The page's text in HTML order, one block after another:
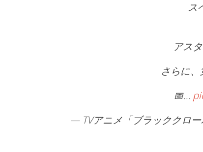
ス
アス
さらに
📅…
— TVアニメ「ブラッククロ